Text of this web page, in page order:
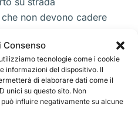
Consenso
tecnologie come i cookie
informazioni del dispositivo. Il
di elaborare dati come il
unici su questo sito. Non
influire negativamente su alcune
non devono cadere
semplice gestire le
pensare che ci